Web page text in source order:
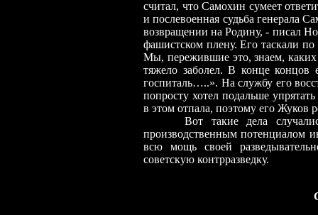
считал, что Самохин сумеет
и послевоенная судьба генерала
возвращении на Родину, - писал
фашистском плену. Его таскали
Мы, пережившие это, знаем,
тяжело заболел. В конце
госпиталь…..». На службу его
попросту хотел подальше
в этом отпала, поэтому его Жуков
Вот такие дела
производственным потенциалом
всю мощь своей
советскую контрразведку.